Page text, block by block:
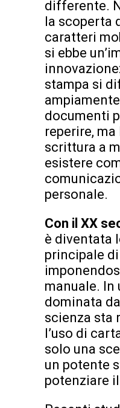
differente.
la scoperta
caratteri
si ebbe
stampa si
documenti
reperire, ma
scrittura a
esistere
personale.
Con il XX
è diventata
principale
manuale. In
dominata
scienza sta
l’uso di
solo una
un potente
potenziare